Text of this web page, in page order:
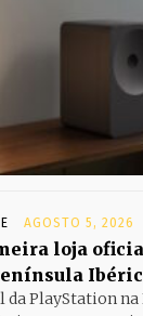
AGOSTO 5, 2026
loja
PlayStation na